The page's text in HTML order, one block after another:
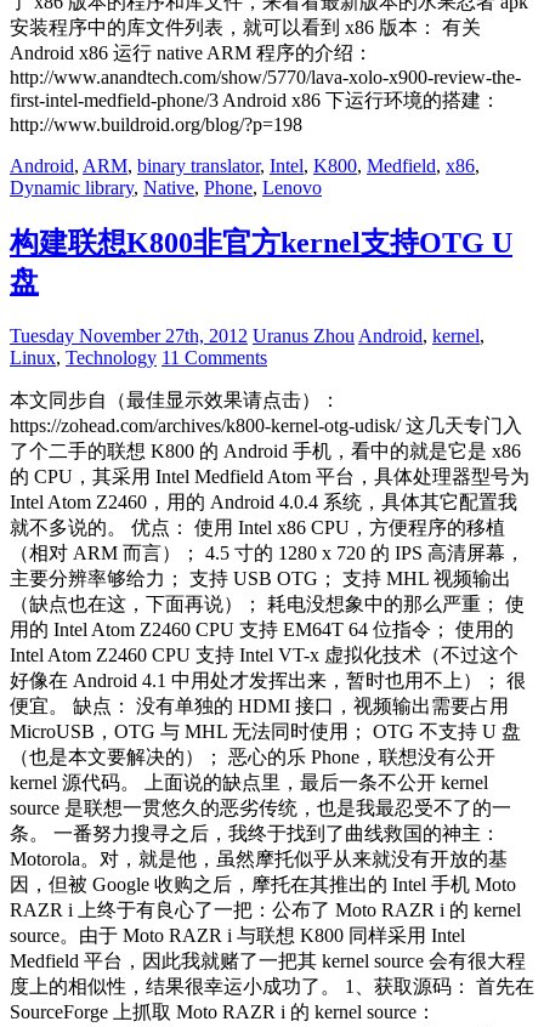
安装程序中的库文件列表，就可以看到 x86 版本： 有关
Android x86 运行 native ARM 程序的介绍：
http://www.anandtech.com/show/5770/lava-xolo-x900-review-the-
first-intel-medfield-phone/3 Android x86 下运行环境的搭建：
http://www.buildroid.org/blog/?p=198
Android, ARM, binary translator, Intel, K800, Medfield, x86,
Dynamic library, Native, Phone, Lenovo
构建联想K800非官方kernel支持OTG U
盘
Tuesday November 27th, 2012 Uranus Zhou Android, kernel,
Linux, Technology 11 Comments
本文同步自（最佳显示效果请点击）：
https://zohead.com/archives/k800-kernel-otg-udisk/ 这几天专门入
了个二手的联想 K800 的 Android 手机，看中的就是它是 x86
的 CPU，其采用 Intel Medfield Atom 平台，具体处理器型号为
Intel Atom Z2460，用的 Android 4.0.4 系统，具体其它配置我
就不多说的。 优点： 使用 Intel x86 CPU，方便程序的移植
（相对 ARM 而言）； 4.5 寸的 1280 x 720 的 IPS 高清屏幕，
主要分辨率够给力； 支持 USB OTG； 支持 MHL 视频输出
（缺点也在这，下面再说）； 耗电没想象中的那么严重； 使
用的 Intel Atom Z2460 CPU 支持 EM64T 64 位指令； 使用的
Intel Atom Z2460 CPU 支持 Intel VT-x 虚拟化技术（不过这个
好像在 Android 4.1 中用处才发挥出来，暂时也用不上）； 很
便宜。 缺点： 没有单独的 HDMI 接口，视频输出需要占用
MicroUSB，OTG 与 MHL 无法同时使用； OTG 不支持 U 盘
（也是本文要解决的）； 恶心的乐 Phone，联想没有公开
kernel 源代码。 上面说的缺点里，最后一条不公开 kernel
source 是联想一贯悠久的恶劣传统，也是我最忍受不了的一
条。 一番努力搜寻之后，我终于找到了曲线救国的神主：
Motorola。对，就是他，虽然摩托似乎从来就没有开放的基
因，但被 Google 收购之后，摩托在其推出的 Intel 手机 Moto
RAZR i 上终于有良心了一把：公布了 Moto RAZR i 的 kernel
source。由于 Moto RAZR i 与联想 K800 同样采用 Intel
Medfield 平台，因此我就赌了一把其 kernel source 会有很大程
度上的相似性，结果很幸运小成功了。 1、获取源码： 首先在
SourceForge 上抓取 Moto RAZR i 的 kernel source：